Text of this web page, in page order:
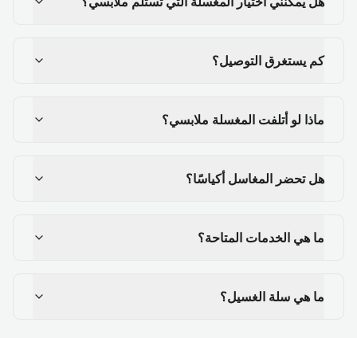
كم يستغرق التوصيل؟
ماذا لو أتلفت المغسلة ملابسي؟
هل تحضر المغاسل أكياسًا؟
ما هي الخدمات المتاحة؟
ما هي سلة الغسيل؟